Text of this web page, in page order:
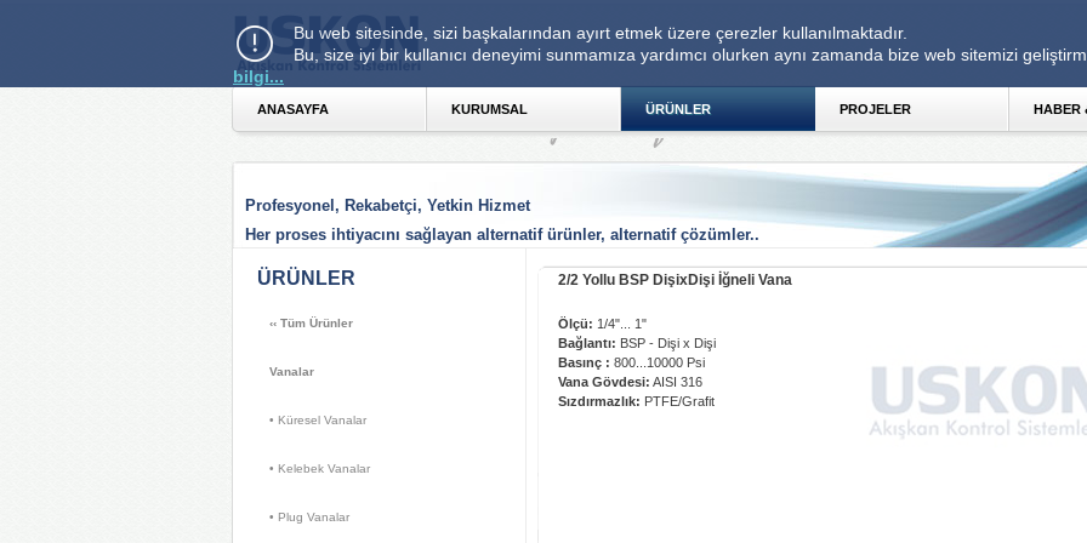
Bu web sitesinde, sizi başkalarından ayırt etmek üzere çerezler kullanılmaktadır.
Bu, size iyi bir kullanıcı deneyimi sunmamıza yardımcı olurken aynı zamanda bize web sitemizi
bilgi...
ANASAYFA KURUMSAL ÜRÜNLER PROJELER HABER
Profesyonel, Rekabetçi, Yetkin Hizmet
Her proses ihtiyacını sağlayan alternatif ürünler, alternatif çözümler..
ÜRÜNLER
‹‹ Tüm Ürünler
Vanalar
• Küresel Vanalar
• Kelebek Vanalar
• Plug Vanalar
2/2 Yollu BSP DişixDişi İğneli Vana
Ölçü: 1/4"... 1"
Bağlantı: BSP - Dişi x Dişi
Basınç : 800...10000 Psi
Vana Gövdesi: AISI 316
Sızdırmazlık: PTFE/Grafit